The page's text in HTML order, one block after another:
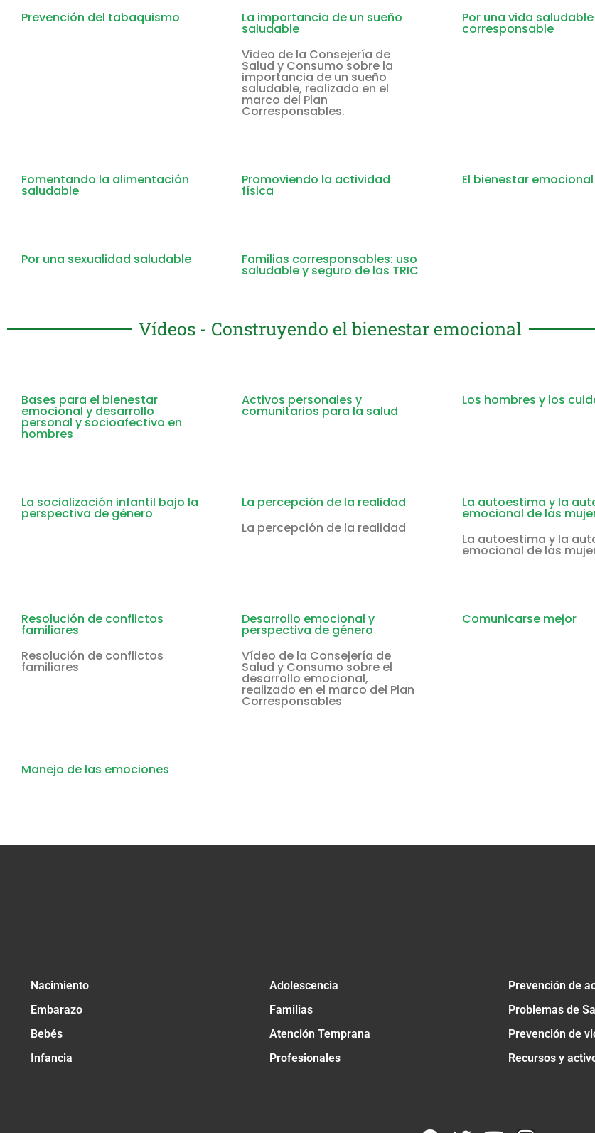
Prevención del tabaquismo La importancia de un sueño
saludable
Video de la Consejería de
Salud y Consumo sobre la
importancia de un sueño
saludable, realizado en el
marco del Plan
Corresponsables.
Por una vida
corresponsable
Fomentando la alimentación
saludable
Promoviendo la actividad
física
El bienestar emocional
Por una sexualidad saludable Familias corresponsables: uso
saludable y seguro de las TRIC
Vídeos - Construyendo el bienestar emocional
Bases para el bienestar
emocional y desarrollo
personal y socioafectivo en
hombres
Activos personales y
comunitarios para la salud
Los hombres y los
La socialización infantil bajo la
perspectiva de género
La percepción de la realidad
La percepción de la realidad
La autoestima y la
emocional de las
La autoestima y la
emocional de las
Resolución de conflictos
familiares
Resolución de conflictos
familiares
Desarrollo emocional y
perspectiva de género
Vídeo de la Consejería de
Salud y Consumo sobre el
desarrollo emocional,
realizado en el marco del Plan
Corresponsables
Comunicarse mejor
Manejo de las emociones
Nacimiento
Embarazo
Bebés
Infancia
Adolescencia
Familias
Atención Temprana
Profesionales
Prevención de
Problemas de
Prevención de
Recursos y